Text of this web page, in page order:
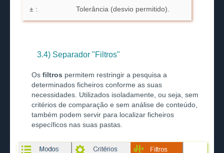
± : Tolerância (desvio permitido).
3.4) Separador "Filtros"
Osfiltros permitem restringir a pesquisa a
determinados ficheiros conforme as suas
necessidades. Utilizados isoladamente, ou seja, sem
critérios de comparação e sem análise de conteúdo,
também podem servir para localizar ficheiros
específicos nas suas pastas.